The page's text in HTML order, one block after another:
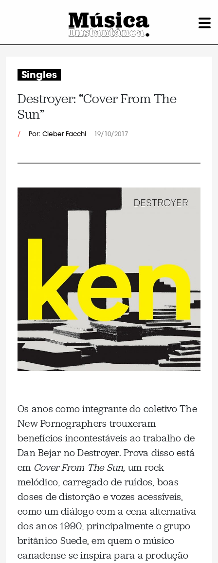
Singles
Destroyer: “Cover From The
Sun”
/ Por: Cleber Facchi 19/10/2017
Os anos como integrante do coletivo The
New Pornographers trouxeram
benefícios incontestáveis ao trabalho de
Dan Bejar no Destroyer. Prova disso está
em Cover From The Sun, um rock
melódico, carregado de ruídos, boas
doses de distorção e vozes acessíveis,
como um diálogo com a cena alternativa
dos anos 1990, principalmente o grupo
britânico Suede, em quem o músico
canadense se inspira para a produção